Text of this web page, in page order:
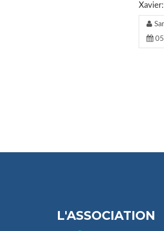
L'ASSOCIATION